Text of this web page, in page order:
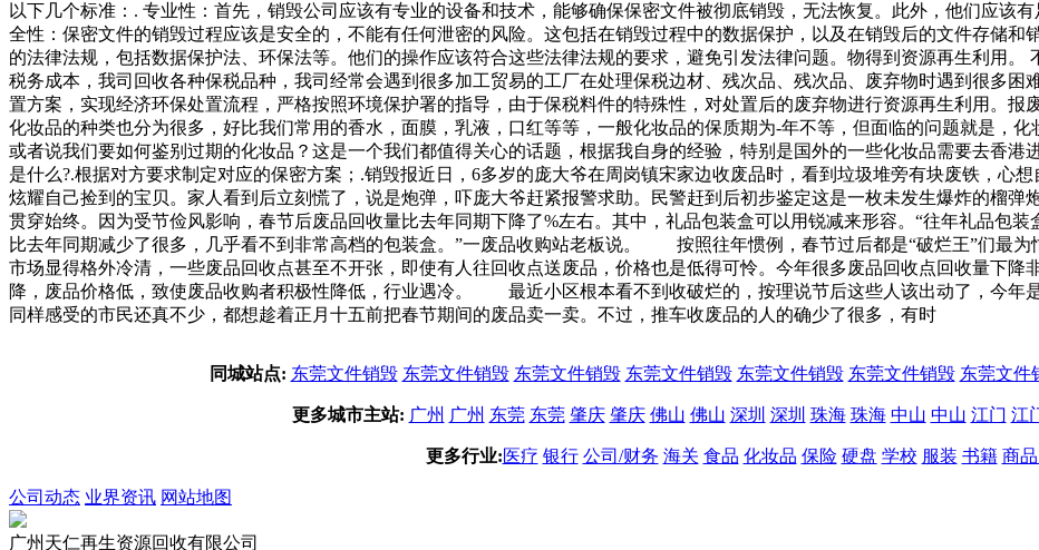
以下几个标准：. 专业性：首先，销毁公司应该有专业的设备和技术，能够确保保密文件被彻底销毁，无法恢复。此外，他们应该
全性：保密文件的销毁过程应该是安全的，不能有任何泄密的风险。这包括在销毁过程中的数据保护，以及在销毁后的文件存储和
的法律法规，包括数据保护法、环保法等。他们的操作应该符合这些法律法规的要求，避免引发法律问题。物得到资源再生利用。
税务成本，我司回收各种保税品种，我司经常会遇到很多加工贸易的工厂在处理保税边材、残次品、残次品、废弃物时遇到很多
置方案，实现经济环保处置流程，严格按照环境保护署的指导，由于保税料件的特殊性，对处置后的废弃物进行资源再生利用。报
化妆品的种类也分为很多，好比我们常用的香水，面膜，乳液，口红等等，一般化妆品的保质期为-年不等，但面临的问题就是，
或者说我们要如何鉴别过期的化妆品？这是一个我们都值得关心的话题，根据我自身的经验，特别是国外的一些化妆品需要去香
是什么?.根据对方要求制定对应的保密方案；.销毁报近日，6多岁的庞大爷在周岗镇宋家边收废品时，看到垃圾堆旁有块废铁，心
炫耀自己捡到的宝贝。家人看到后立刻慌了，说是炮弹，吓庞大爷赶紧报警求助。民警赶到后初步鉴定这是一枚未发生爆炸的榴
贯穿始终。因为受节俭风影响，春节后废品回收量比去年同期下降了%左右。其中，礼品包装盒可以用锐减来形容。“往年礼品包
比去年同期减少了很多，几乎看不到非常高档的包装盒。”一废品收购站老板说。 按照往年惯例，春节过后都是“破烂王”们最为
市场显得格外冷清，一些废品回收点甚至不开张，即使有人往回收点送废品，价格也是低得可怜。今年很多废品回收点回收量下降
降，废品价格低，致使废品收购者积极性降低，行业遇冷。 最近小区根本看不到收破烂的，按理说节后这些人该出动了，今年
同样感受的市民还真不少，都想趁着正月十五前把春节期间的废品卖一卖。不过，推车收废品的人的确少了很多，有时
同城站点: 东莞文件销毁 东莞文件销毁 东莞文件销毁 东莞文件销毁 东莞文件销毁 东莞文件销毁 东莞文件
更多城市主站: 广州 广州 东莞 东莞 肇庆 肇庆 佛山 佛山 深圳 深圳 珠海 珠海 中山 中山 江门 江
更多行业: 医疗 银行 公司/财务 海关 食品 化妆品 保险 硬盘 学校 服装 书籍 商
公司动态 业界资讯 网站地图
广州天仁再生资源回收有限公司